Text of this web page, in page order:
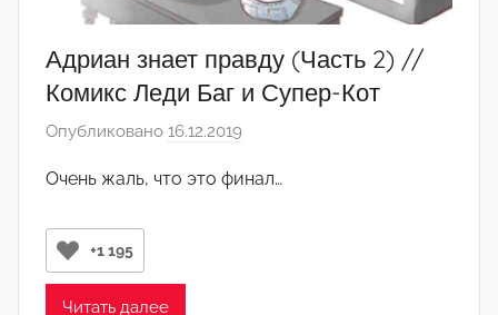
)
Адриан знает правду (Часть 2) //
Комикс Леди Баг и Супер-Кот
Опубликовано 16.12.2019
т
Очень жаль, что это финал…
+1 195
Читать далее